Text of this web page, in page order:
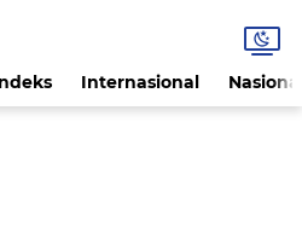
Internasional